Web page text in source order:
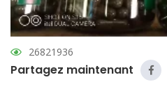
26821936
Partagez maintenant